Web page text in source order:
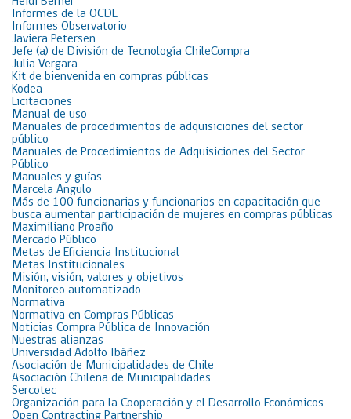
Informes de la OCDE
Informes Observatorio
Javiera Petersen
Jefe (a) de División de Tecnología ChileCompra
Julia Vergara
Kit de bienvenida en compras públicas
Kodea
Licitaciones
Manual de uso
Manuales de procedimientos de adquisiciones del sector
público
Manuales de Procedimientos de Adquisiciones del Sector
Público
Manuales y guías
Marcela Angulo
Más de 100 funcionarias y funcionarios en capacitación que
busca aumentar participación de mujeres en compras públicas
Maximiliano Proaño
Mercado Público
Metas de Eficiencia Institucional
Metas Institucionales
Misión, visión, valores y objetivos
Monitoreo automatizado
Normativa
Normativa en Compras Públicas
Noticias Compra Pública de Innovación
Nuestras alianzas
Universidad Adolfo Ibáñez
Asociación de Municipalidades de Chile
Asociación Chilena de Municipalidades
Sercotec
Organización para la Cooperación y el Desarrollo Económicos
Open Contracting Partnership